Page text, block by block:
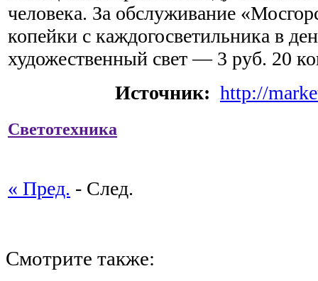
человека. За обслуживание
копейки с каждогосветильника в
художественный свет — 3 руб. 20
Источник: http://
Светотехника
« Пред. - След.
Смотрите также: